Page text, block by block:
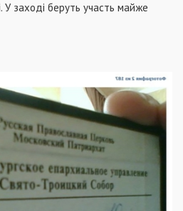
У заході беруть участь майже